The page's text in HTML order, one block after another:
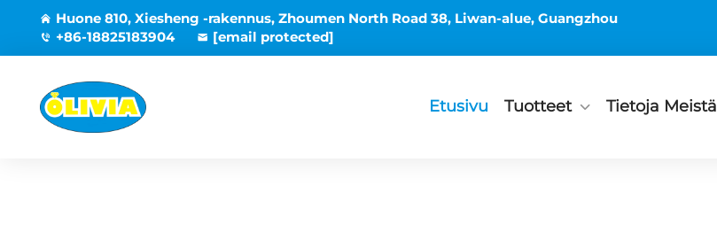
Huone 810, Xiesheng -rakennus, Zhoumen North Road 38, Liwan-alue, Guangzhou
+86-18825183904
[email protected]
Etusivu Tuotteet Tietoja Meistä